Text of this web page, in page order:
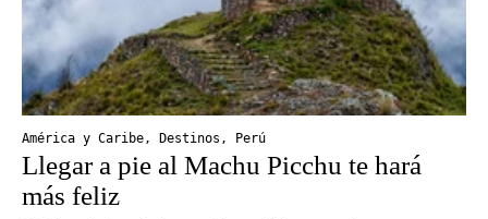
América y Caribe, Destinos , Perú
Llegar a pie al Machu Picchu te hará
más feliz